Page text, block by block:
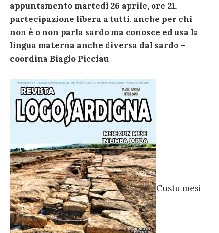
appuntamento martedì 26 aprile, ore 21,
partecipazione libera a tutti, anche per chi
non è o non parla sardo ma conosce ed usa la
lingua materna anche diversa dal sardo –
coordina Biagio Picciau
Custu mesi